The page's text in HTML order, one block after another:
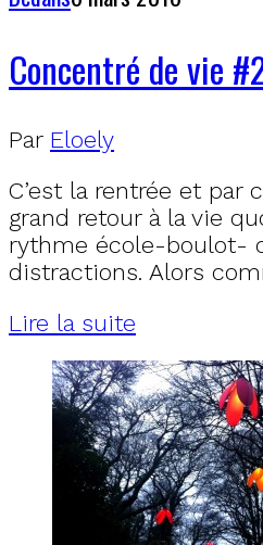
Concentré de vie
Par Eloely
C’est la rentrée et par
grand retour à la vie
rythme école-boulot-
distractions. Alors
Lire la suite